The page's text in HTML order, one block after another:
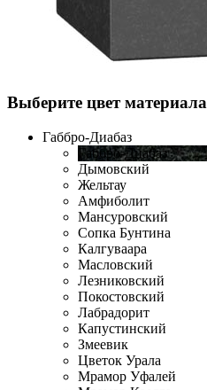
Выберите цвет материала
Габбро-Диабаз
Габбро-Диабаз
Дымовский
Жельтау
Амфиболит
Мансуровский
Сопка Бунтина
Калгуваара
Масловский
Лезниковский
Покостовский
Лабрадорит
Капустинский
Змеевик
Цветок Урала
Мрамор Уфалей